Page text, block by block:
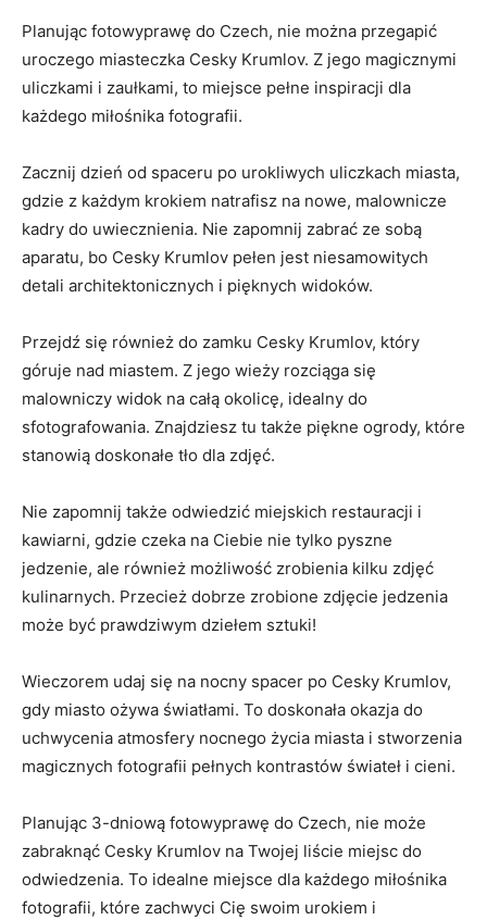
Planując ​fotowyprawę do⁢ Czech, nie ‍można przegapić
uroczego‍ miasteczka‍ Cesky Krumlov. Z jego magicznymi
uliczkami i zaułkami, to miejsce pełne inspiracji dla
każdego miłośnika​ fotografii.
Zacznij‍ dzień od spaceru ⁤po urokliwych uliczkach miasta,
gdzie z​ każdym krokiem natrafisz na nowe, ​malownicze
kadry do uwiecznienia.⁤ Nie zapomnij zabrać ze sobą⁢
aparatu, ⁢bo Cesky Krumlov pełen‍ jest niesamowitych
detali architektonicznych i pięknych⁣ widoków.
Przejdź się również​ do zamku​ Cesky‍ Krumlov, ⁢który​
góruje nad​ miastem. Z jego wieży⁢ rozciąga się
malowniczy widok na całą okolicę, idealny do
sfotografowania. Znajdziesz tu także piękne ogrody, które
stanowią ​doskonałe tło dla ‍zdjęć.
Nie zapomnij także odwiedzić miejskich restauracji‍ i
kawiarni, gdzie czeka⁢ na Ciebie nie tylko pyszne
jedzenie, ale również możliwość ​zrobienia kilku zdjęć
kulinarnych.⁣ Przecież dobrze ⁣zrobione⁤ zdjęcie jedzenia
może ‍być prawdziwym ​dziełem sztuki!
Wieczorem ‍udaj się na⁤ nocny spacer po Cesky Krumlov,
gdy miasto⁤ ożywa światłami. To ⁤doskonała okazja do
uchwycenia ‍atmosfery nocnego‌ życia miasta i stworzenia⁢
magicznych fotografii pełnych kontrastów świateł​ i cieni.
Planując 3-dniową fotowyprawę do Czech,‍ nie ‍może
⁤zabraknąć Cesky Krumlov na⁢ Twojej liście ⁤miejsc do
odwiedzenia. To idealne‍ miejsce dla każdego miłośnika
⁤fotografii, które zachwyci ⁢Cię swoim ‌urokiem i